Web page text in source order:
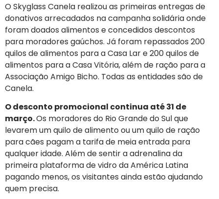
O Skyglass Canela realizou as primeiras entregas de
donativos arrecadados na campanha solidária onde
foram doados alimentos e concedidos descontos
para moradores gaúchos. Já foram repassados 200
quilos de alimentos para a Casa Lar e 200 quilos de
alimentos para a Casa Vitória, além de ração para a
Associação Amigo Bicho. Todas as entidades são de
Canela.
O desconto promocional continua até 31 de
março.Os moradores do Rio Grande do Sul que
levarem um quilo de alimento ou um quilo de ração
para cães pagam a tarifa de meia entrada para
qualquer idade. Além de sentir a adrenalina da
primeira plataforma de vidro da América Latina
pagando menos, os visitantes ainda estão ajudando
quem precisa.